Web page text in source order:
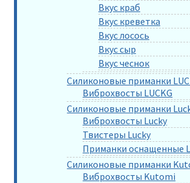
Вкус краб
Вкус креветка
Вкус лосось
Вкус сыр
Вкус чеснок
Силиконовые приманки
Виброхвосты LUCKG
Силиконовые приманки
Виброхвосты Lucky
Твистеры Lucky
Приманки оснащенные
Силиконовые приманки
Виброхвосты Kutomi